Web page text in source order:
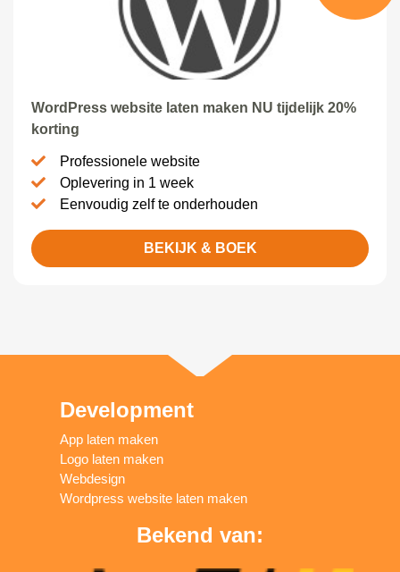
WordPress website laten maken NU tijdelijk 20%
korting
Professionele website
Oplevering in 1 week
Eenvoudig zelf te onderhouden
BEKIJK & BOEK
Development
App laten maken
Logo laten maken
Webdesign
Wordpress website laten maken
Bekend van: